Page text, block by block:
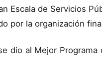
Escala de Servicios
por la organización
dio al Mejor